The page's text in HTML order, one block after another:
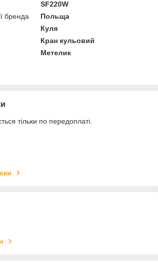
SF220W
бренда
Польща
Куля
Кран кульовий
Метелик
тільки по передоплаті.